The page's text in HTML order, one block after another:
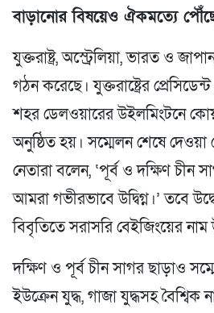
বাড়ানোর বিষয়েও ঐকমত্যে
যুক্তরাষ্ট্র, অস্ট্রেলিয়া, ভারত ও
গঠন করেছে। যুক্তরাষ্ট্রের
শহর ডেলওয়ারের উইলমিংটনে
অনুষ্ঠিত হয়। সম্মেলন শেষে
নেতারা বলেন, ‘পূর্ব ও দক্ষিণ চীন
আমরা গভীরভাবে উদ্বিগ্ন।’ তবে
বিবৃতিতে সরাসরি বেইজিংয়ের নাম
দক্ষিণ ও পূর্ব চীন সাগর ছাড়াও
ইউক্রেন যুদ্ধ, গাজা যুদ্ধসহ বৈশ্বিক